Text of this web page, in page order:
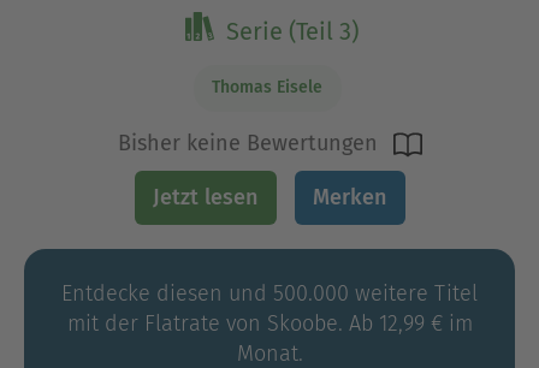
Serie (Teil 3)
Thomas Eisele
Bisher keine Bewertungen
Jetzt lesen Merken
Entdecke diesen und 500.000 weitere Titel
mit der Flatrate von Skoobe. Ab 12,99 € im
Monat.